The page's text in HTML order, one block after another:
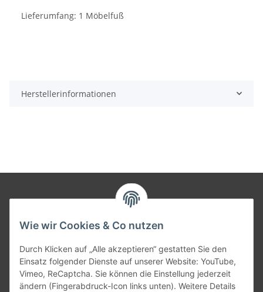
Wie wir Cookies & Co nutzen
Durch Klicken auf „Alle akzeptieren“ gestatten Sie den
Einsatz folgender Dienste auf unserer Website: YouTube,
Vimeo, ReCaptcha. Sie können die Einstellung jederzeit
ändern (Fingerabdruck-Icon links unten). Weitere Details
Lieferumfang: 1 Möbelfuß
Herstellerinformationen
Gesetzliche Informationen
Versandpartner